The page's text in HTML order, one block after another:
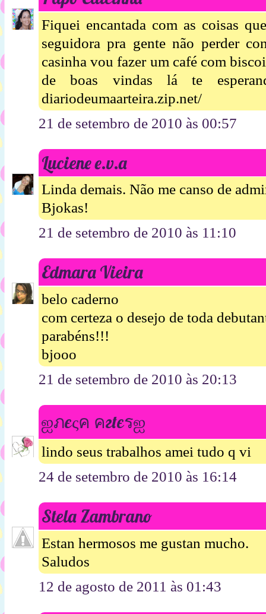
Fiquei encantada com as coisas
seguidora pra gente não perder
casinha vou fazer um café com
de boas vindas lá te
diariodeumaarteira.zip.net/
21 de setembro de 2010 às 00:57
Luciene e.v.a
Linda demais. Não me canso de
Bjokas!
21 de setembro de 2010 às 11:10
Edmara Vieira
belo caderno
com certeza o desejo de toda
parabéns!!!
bjooo
21 de setembro de 2010 às 20:13
ஐภєςค คгtєรஐ
lindo seus trabalhos amei tudo q vi
24 de setembro de 2010 às 16:14
Stela Zambrano
Estan hermosos me gustan mucho.
Saludos
12 de agosto de 2011 às 01:43